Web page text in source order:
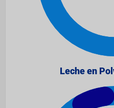
Leche en